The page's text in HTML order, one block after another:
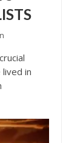
lived in